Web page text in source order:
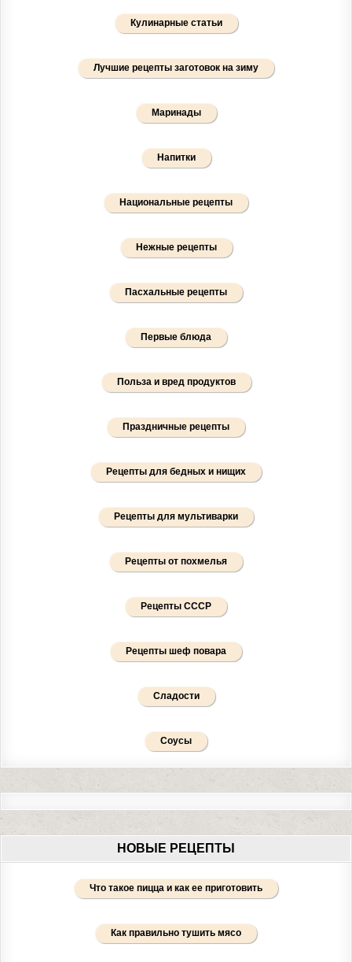
Кулинарные статьи
Лучшие рецепты заготовок на зиму
Маринады
Напитки
Национальные рецепты
Нежные рецепты
Пасхальные рецепты
Первые блюда
Польза и вред продуктов
Праздничные рецепты
Рецепты для бедных и нищих
Рецепты для мультиварки
Рецепты от похмелья
Рецепты СССР
Рецепты шеф повара
Сладости
Соусы
НОВЫЕ РЕЦЕПТЫ
Что такое пицца и как ее приготовить
Как правильно тушить мясо